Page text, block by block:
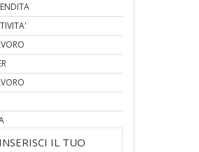
INSERISCI IL TUO